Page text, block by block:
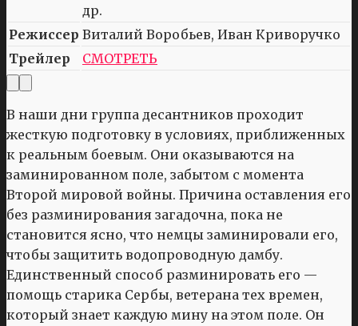
др.
Режиссер Виталий Воробьев, Иван Криворучко
Трейлер
СМОТРЕТЬ
В наши дни группа десантников проходит
жесткую подготовку в условиях, приближенных
к реальным боевым. Они оказываются на
заминированном поле, забытом с момента
Второй мировой войны. Причина оставления его
без разминирования загадочна, пока не
становится ясно, что немцы заминировали его,
чтобы защитить водопроводную дамбу.
Единственный способ разминировать его —
помощь старика Сербы, ветерана тех времен,
который знает каждую мину на этом поле. Он